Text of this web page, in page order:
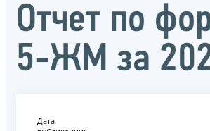
Отчет по
5-ЖМ за
Дата